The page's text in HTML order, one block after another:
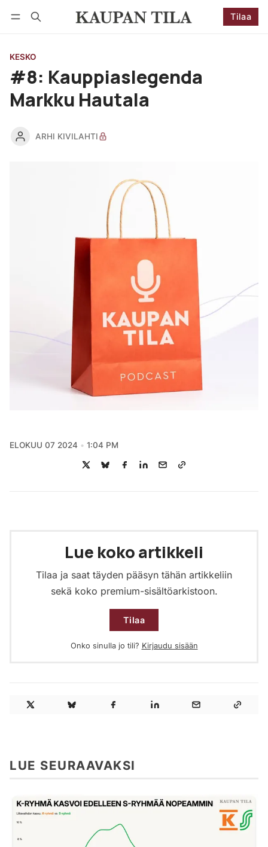
Tilaa
KESKO
#8: Kauppiaslegenda
Markku Hautala
ARHI KIVILAHTI
ELOKUU 07 2024 1:04 PM
Lue koko artikkeli
Tilaa ja saat täyden pääsyn tähän artikkeliin
sekä koko premium-sisältöarkistoon.
Tilaa
Onko sinulla jo tili? Kirjaudu sisään
LUE SEURAAVAKSI